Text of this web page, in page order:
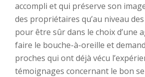
accompli et qui préserve son
des propriétaires qu’au niveau
pour être sûr dans le choix d’une
faire le bouche-à-oreille et
proches qui ont déjà vécu
témoignages concernant le bon